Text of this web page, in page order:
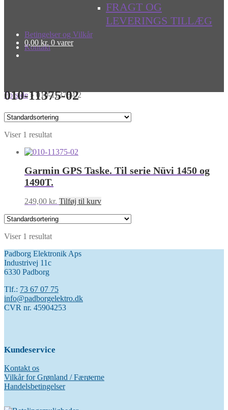
FRAGT OG
LEVERINGS TILLÆG
Betingelser og Vilkår
Kontakt
0,00 kr. 0 varer
Forside»010-11375-02
010-11375-02
Viser 1 resultat
Garmin GPS Taske. Til serie Nüvi 1450 og
1490T.
249,00 kr. Tilføj til kurv
Viser 1 resultat
Padborg Elektronik Aps
Industrivej 11c
6330 Padborg
Tlf.: 73 67 07 75
info@padborgelektro.dk
CVR nr. 45904253
Kundeservice
Kontakt os
Vilkår for Grønland / Færøerne
Handelsbetingelser